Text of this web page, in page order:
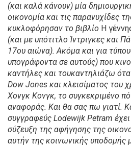
(και καλά κάνουν) μία
οικονομία και τις παρανυχίδες
κυκλοφόρησαν το βιβλίο Η
(και με υπότιτλο Ίντριγκες και
17ου αιώνα). Ακόμα και για
υπογράφοντα σε αυτούς) που
καντήλες και τουκαντηλιάζω
Dow Jones και κλεισίματος του
Χονγκ Κονγκ, το συγκεκριμένο
αναφοράς. Και θα σας πω γιατί.
συγγραφεύς Lodewijk Petram
σύζευξη της αφήγησης της
αυτήν της κοινωνικής υποδομής